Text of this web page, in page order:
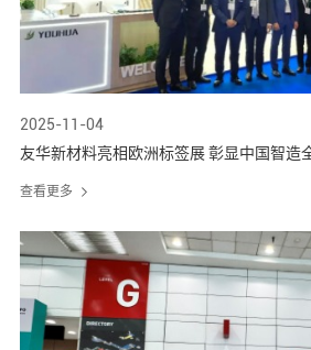
2025-11-04
友华新材料亮相欧洲标签展 彰显中国智造
查看更多